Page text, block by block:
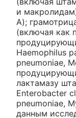
и
А);
(включая как
Haemophilus
pneumoniae,
лактамазу
Enterobacter
pneumoniae,
данным